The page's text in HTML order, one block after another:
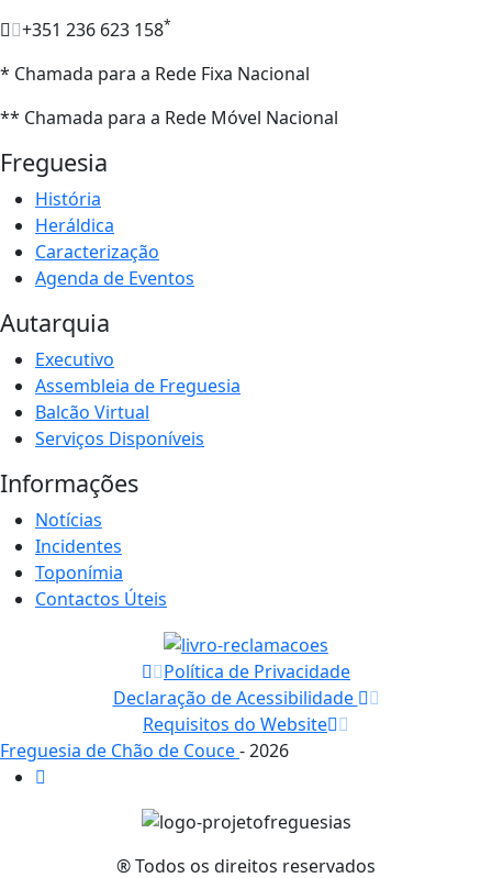
+351 236 623 158*
* Chamada para a Rede Fixa Nacional
** Chamada para a Rede Móvel Nacional
Freguesia
História
Heráldica
Caracterização
Agenda de Eventos
Autarquia
Executivo
Assembleia de Freguesia
Balcão Virtual
Serviços Disponíveis
Informações
Notícias
Incidentes
Toponímia
Contactos Úteis
Política de Privacidade
Declaração de Acessibilidade
Requisitos do Website
Freguesia de Chão de Couce- 2026
® Todos os direitos reservados